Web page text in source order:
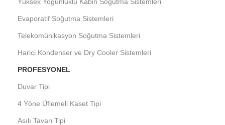
Evaporatif Soğutma Sistemleri
Telekomünikasyon Soğutma Sistemleri
Harici Kondenser ve Dry Cooler Sistemleri
PROFESYONEL
Duvar Tipi
4 Yöne Üflemeli Kaset Tipi
Asılı Tavan Tipi